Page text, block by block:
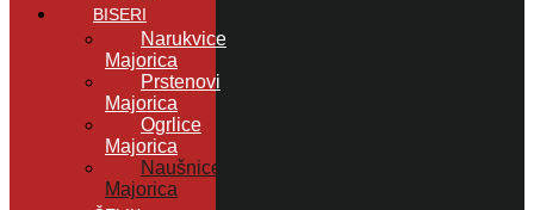
BISERI
Narukvice
Majorica
Prstenovi
Majorica
Ogrlice
Majorica
Naušnice
Majorica